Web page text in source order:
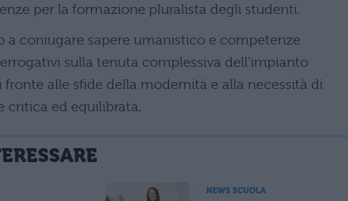
per la formazione pluralista degli studenti.
a coniugare sapere umanistico e competenze
sulla tenuta complessiva dell’impianto
alle sfide della modernità e alla necessità di
critica ed equilibrata.
NEWS SCUOLA